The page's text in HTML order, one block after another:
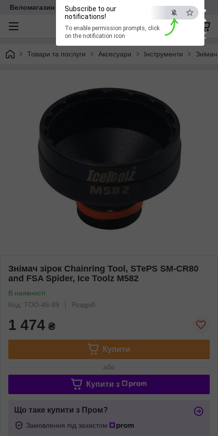
×
ESC
Subscribe to our
notifications!
To enable permission prompts, click
on the notification icon
Веломагазин EasyBike
Товари та послуги Аксесуари Інструменти
Знімач зірок Chainring Tool, STePS SM-CR80
and FSA Spider, Ice Toolz M582
В наявності
Код: TOO-46-89
Роздріб
1 474 ₴
Купити
або
Купити з
Що таке купити з Пром?
Замовлення під захистом